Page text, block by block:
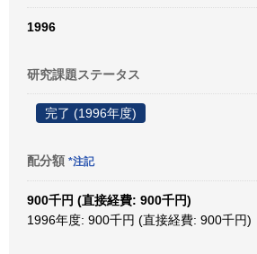
1996
研究課題ステータス
完了 (1996年度)
配分額 *注記
900千円 (直接経費: 900千円)
1996年度: 900千円 (直接経費: 900千円)